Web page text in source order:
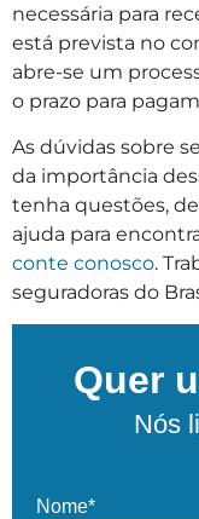
necessária para
está prevista no
abre-se um
o prazo para
As dúvidas sobre
da importância
tenha questões,
ajuda para
conte conosco.
seguradoras do
Quer
Nós
Nome*